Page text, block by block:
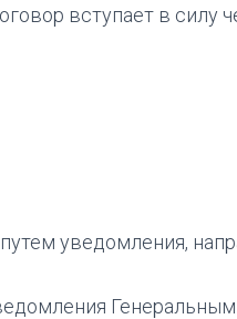
вступает в силу
уведомления,